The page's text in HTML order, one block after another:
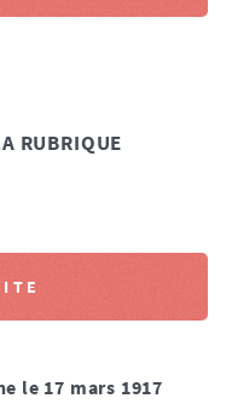
RUBRIQUE
le 17 mars 1917